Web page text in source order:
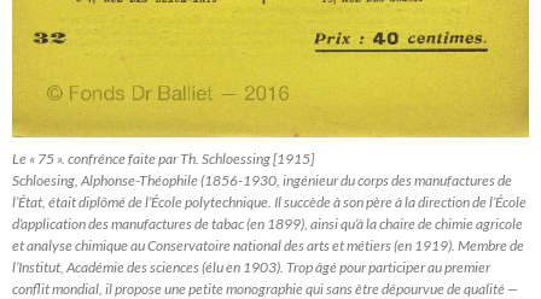
Le « 75 ». confrénce faite par Th. Schloessing [1915]
Schloesing, Alphonse-Théophile (1856-1930, ingénieur du corps des manufactures de
l’État, était diplômé de l’École polytechnique. Il succède à son père à la direction de l’École
d’application des manufactures de tabac (en 1899), ainsi qu’à la chaire de chimie agricole
et analyse chimique au Conservatoire national des arts et métiers (en 1919). Membre de
l’Institut, Académie des sciences (élu en 1903). Trop âgé pour participer au premier
conflit mondial, il propose une petite monographie qui sans être dépourvue de qualité —